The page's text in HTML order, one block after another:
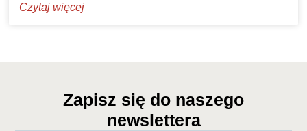
Czytaj więcej
Zapisz się do naszego
newslettera